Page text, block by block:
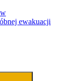
ewakuacji